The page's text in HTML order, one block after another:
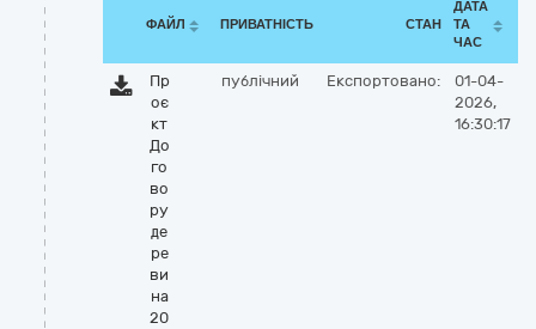
ФАЙЛ ПРИВАТНІСТЬ СТАН
ДАТА
ТА
ЧАС
Пр
оє
кт
До
го
во
ру
де
ре
ви
на
20
публічний Експортовано:
01-04-
2026,
16:30:17